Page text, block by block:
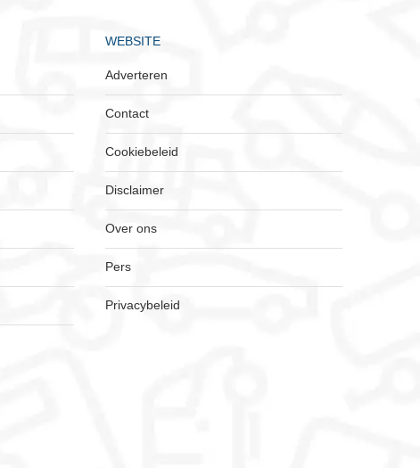
WEBSITE
Adverteren
Contact
Cookiebeleid
Disclaimer
Over ons
Pers
Privacybeleid